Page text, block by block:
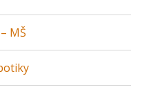
MŠ